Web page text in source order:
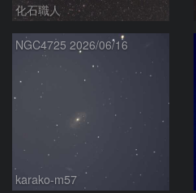
化石職人
NGC4725 2026/06/16
karako-m57